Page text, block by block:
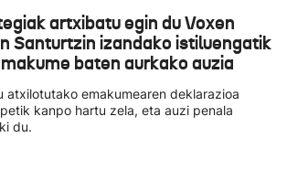
artxibatu egin du Voxen
Santurtzin izandako istiluengatik
baten aurkako auzia
atxilotutako emakumearen deklarazioa
kanpo hartu zela, eta auzi penala
du.